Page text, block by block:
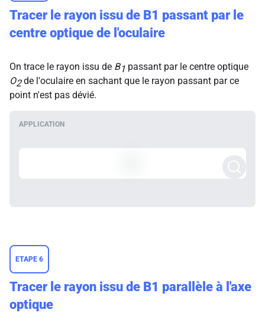
Tracer le rayon issu de B1 passant par le
centre optique de l'oculaire
On trace le rayon issu de B1 passant par le centre optique
O2de l'oculaire en sachant que le rayon passant par ce
point n'est pas dévié.
ETAPE 6
Tracer le rayon issu de B1 parallèle à l'axe
optique